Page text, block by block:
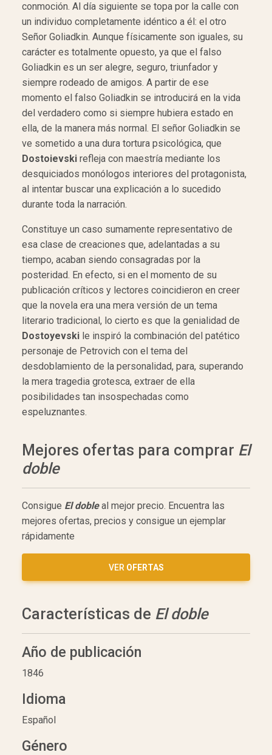
conmoción. Al día siguiente se topa por la calle con
un individuo completamente idéntico a él: el otro
Señor Goliadkin. Aunque físicamente son iguales, su
carácter es totalmente opuesto, ya que el falso
Goliadkin es un ser alegre, seguro, triunfador y
siempre rodeado de amigos. A partir de ese
momento el falso Goliadkin se introducirá en la vida
del verdadero como si siempre hubiera estado en
ella, de la manera más normal. El señor Goliadkin se
ve sometido a una dura tortura psicológica, que
Dostoievski refleja con maestría mediante los
desquiciados monólogos interiores del protagonista,
al intentar buscar una explicación a lo sucedido
durante toda la narración.
Constituye un caso sumamente representativo de
esa clase de creaciones que, adelantadas a su
tiempo, acaban siendo consagradas por la
posteridad. En efecto, si en el momento de su
publicación críticos y lectores coincidieron en creer
que la novela era una mera versión de un tema
literario tradicional, lo cierto es que la genialidad de
Dostoyevski le inspiró la combinación del patético
personaje de Petrovich con el tema del
desdoblamiento de la personalidad, para, superando
la mera tragedia grotesca, extraer de ella
posibilidades tan insospechadas como
espeluznantes.
Mejores ofertas para comprar El
doble
Consigue El dobleal mejor precio. Encuentra las
mejores ofertas, precios y consigue un ejemplar
rápidamente
VER OFERTAS
Características de El doble
Año de publicación
1846
Idioma
Español
Género